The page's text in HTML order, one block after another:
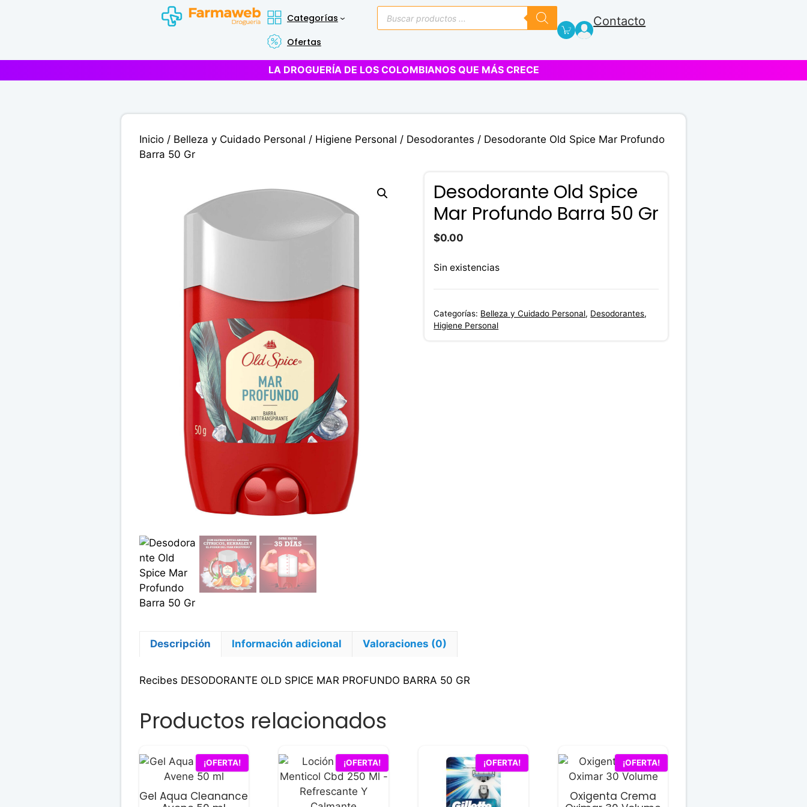
Categorías
Ofertas
Búsqueda
de
productos
Contacto
LA DROGUERÍA DE LOS COLOMBIANOS QUE MÁS CRECE
Inicio/ Belleza y Cuidado Personal / Higiene Personal / Desodorantes / Desodorante Old Spice Mar Profundo
Barra 50 Gr
Desodorante Old Spice
Mar Profundo Barra 50 Gr
$0.00
Sin existencias
Categorías: Belleza y Cuidado Personal, Desodorantes,
Higiene Personal
Descripción Información adicional Valoraciones (0)
Recibes DESODORANTE OLD SPICE MAR PROFUNDO BARRA 50 GR
Productos relacionados
¡OFERTA!
Gel Aqua Cleanance
¡OFERTA! ¡OFERTA! ¡OFERTA!
Oxigenta Crema